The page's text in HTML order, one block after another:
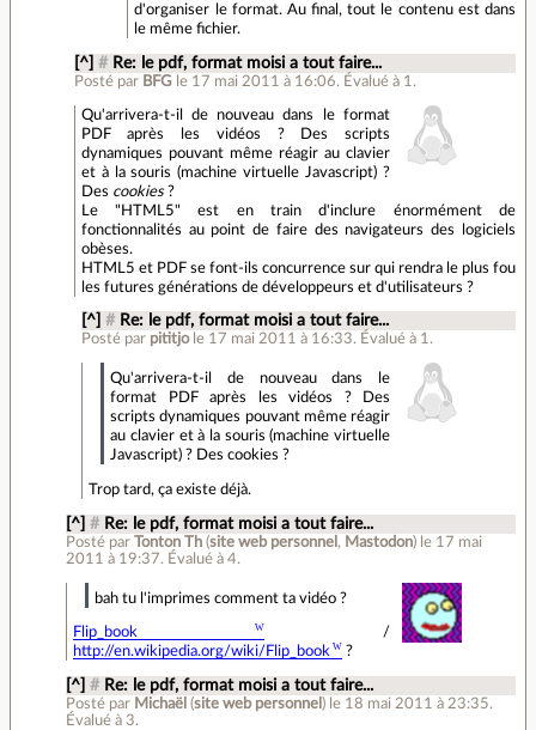
d'organiser le format. Au final, tout le contenu est dans
le même fichier.
[^] # Re: le pdf, format moisi a tout faire...
Posté par BFG le 17 mai 2011 à 16:06. Évalué à 1 .
Qu'arrivera-t-il de nouveau dans le format
PDF après les vidéos ? Des scripts
dynamiques pouvant même réagir au clavier
et à la souris (machine virtuelle Javascript) ?
Des cookies?
Le "HTML5" est en train d'inclure énormément de
fonctionnalités au point de faire des navigateurs des logiciels
obèses.
HTML5 et PDF se font-ils concurrence sur qui rendra le plus fou
les futures générations de développeurs et d'utilisateurs ?
[^] # Re: le pdf, format moisi a tout faire...
Posté par pititjo le 17 mai 2011 à 16:33. Évalué à 1 .
Qu'arrivera-t-il de nouveau dans le
format PDF après les vidéos ? Des
scripts dynamiques pouvant même réagir
au clavier et à la souris (machine virtuelle
Javascript) ? Des cookies ?
Trop tard, ça existe déjà.
[^] # Re: le pdf, format moisi a tout faire...
Posté parTonton Th (site web personnel , Mastodon) le 17 mai
2011 à 19:37. Évalué à4.
bah tu l'imprimes comment ta vidéo ?
Flip_book
/
http://en.wikipedia.org/wiki/Flip_book
?
[^] # Re: le pdf, format moisi a tout faire...
Posté par Michaël (site web personnel ) le 18 mai 2011 à 23:35.
Évalué à 3.